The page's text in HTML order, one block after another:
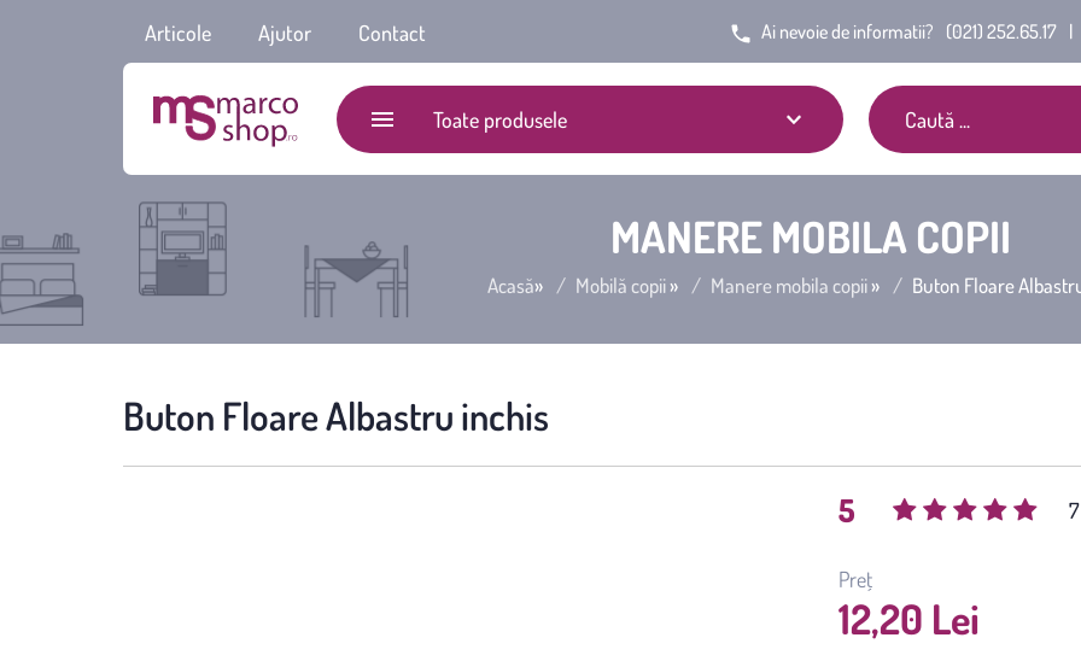
Ai nevoie de informatii? (021) 252.65.17 |
Toate produsele
Articole Ajutor Contact
MANERE MOBILA COPII
Acasă» Mobilă copii» Manere mobila copii» Buton Floare
Buton Floare Albastru inchis
5 7
Preț
12,20 Lei